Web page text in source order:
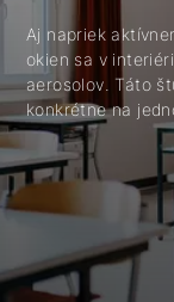
Aj napriek
okien sa v
aerosolov. Táto
konkrétne na